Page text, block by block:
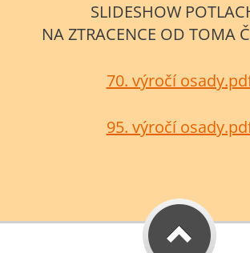
SLIDESHOW
NA ZTRACENCE OD TOMA
70. výročí
95. výročí